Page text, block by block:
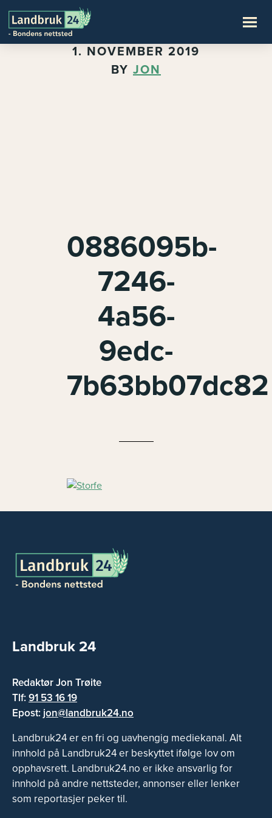
1. NOVEMBER 2019
BY JON
0886095b-
7246-
4a56-
9edc-
7b63bb07dc82
Landbruk 24
Redaktør Jon Trøite
Tlf:91 53 16 19
Epost: jon@landbruk24.no
Landbruk24 er en fri og uavhengig mediekanal. Alt
innhold på Landbruk24 er beskyttet ifølge lov om
opphavsrett. Landbruk24.no er ikke ansvarlig for
innhold på andre nettsteder, annonser eller lenker
som reportasjer peker til.